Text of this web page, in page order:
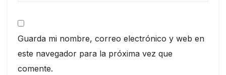
Guarda mi nombre, correo electrónico y web en
este navegador para la próxima vez que
comente.